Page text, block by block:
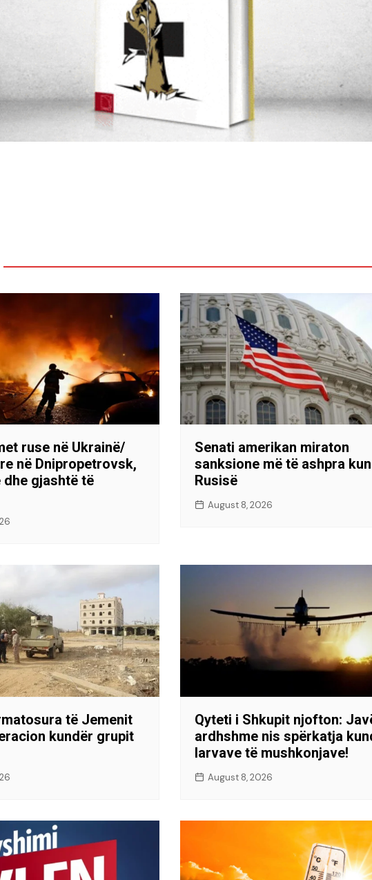
ruse në Ukrainë/
në Dnipropetrovsk,
gjashtë të
Senati amerikan miraton
sanksione më të ashpra
Rusisë
August 8, 2026
të Jemenit
kundër grupit
Qyteti i Shkupit njofton:
ardhshme nis spërkatja
larvave të mushkonjave!
August 8, 2026